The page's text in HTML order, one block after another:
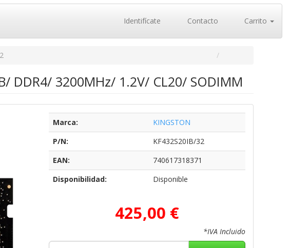
Identifícate Contacto Carrito
DDR4/ 3200MHz/ 1.2V/ CL20/ SODIMM
Marca:
KINGSTON
P/N:
KF432S20IB/32
EAN:
740617318371
Disponibilidad:
Disponible
425,00 €
*IVA Incluido